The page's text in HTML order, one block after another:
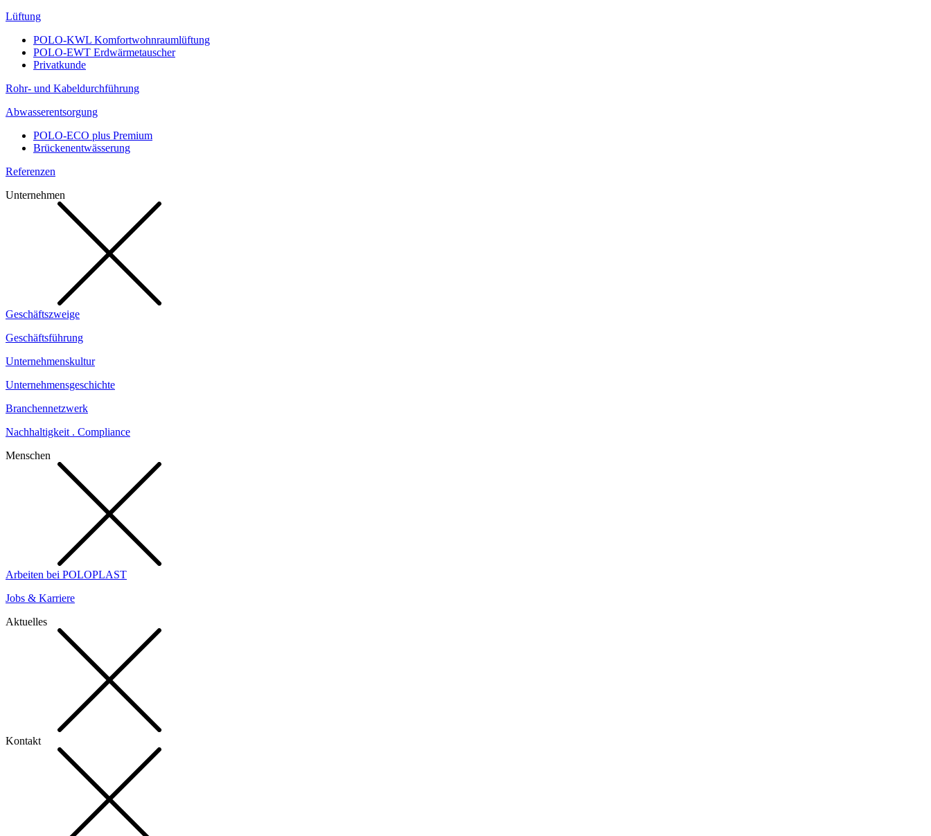
Lüftung
POLO-KWL Komfortwohnraumlüftung
POLO-EWT Erdwärmetauscher
Privatkunde
Rohr- und Kabeldurchführung
Abwasserentsorgung
POLO-ECO plus Premium
Brückenentwässerung
Referenzen
Unternehmen
Geschäftszweige
Geschäftsführung
Unternehmenskultur
Unternehmensgeschichte
Branchennetzwerk
Nachhaltigkeit . Compliance
Menschen
Arbeiten bei POLOPLAST
Jobs & Karriere
Aktuelles
Kontakt